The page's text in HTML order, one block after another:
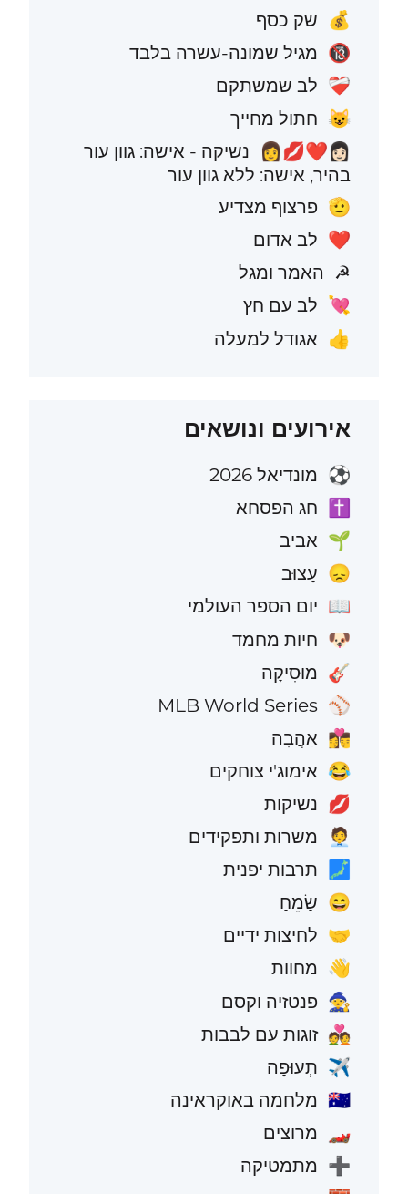
💰 שק כסף
🔞 מגיל שמונה-עשרה בלבד
❤️‍🩹 לב שמשתקם
😺 חתול מחייך
👩🏻‍❤️‍💋‍👩
נשיקה - אישה: גוון עור
בהיר, אישה: ללא גוון עור
🫡 פרצוף מצדיע
❤️ לב אדום
☭ האמר ומגל
💘 לב עם חץ
👍 אגודל למעלה
אירועים ונושאים
⚽ מונדיאל 2026
✝️ חג הפסחא
🌱 אביב
😞 עָצוּב
📖 יום הספר העולמי
🐶 חיות מחמד
🎸 מוּסִיקָה
⚾
MLB World Series
👩‍❤️‍💋‍👨 אַהֲבָה
😂 אימוג'י צוחקים
💋 נשיקות
🧑‍💼 משרות ותפקידים
🗾 תרבות יפנית
😄 שַׂמֵחַ
🤝 לחיצות ידיים
👋 מחוות
🧙 פנטזיה וקסם
💑 זוגות עם לבבות
✈️ תְעוּפָה
🇺🇦 מלחמה באוקראינה
🏎️ מרוצים
➕ מתמטיקה